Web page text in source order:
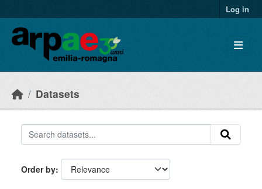
Log in
Datasets
Order by